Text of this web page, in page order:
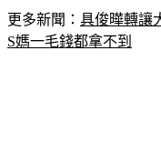
S媽一毛錢都拿不到